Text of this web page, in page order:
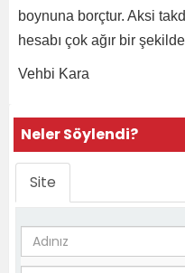
boynuna borçtur. Aksi
hesabı çok ağır bir
Vehbi Kara
Neler Söylendi?
Site